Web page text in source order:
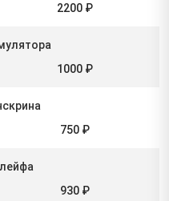
2200 ₽
1000 ₽
750 ₽
930 ₽